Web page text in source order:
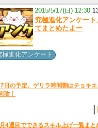
2015/5/17(日) 12:30
究極進化アンケー
てまとめたよー
極進化アンケート
日の予定。ゲリラ時間割はチョキ
瑜！
4週目でできるスキル上げ一覧ま